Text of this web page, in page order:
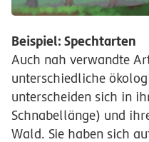
Beispiel: Spechtarten
Auch nah verwandte
unterschiedliche
unterscheiden sich in
Schnabellänge) und
Wald. Sie haben sich